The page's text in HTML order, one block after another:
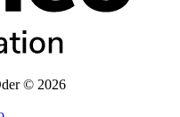
© 2026